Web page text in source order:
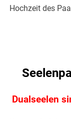
Hochzeit des
Dualseelen